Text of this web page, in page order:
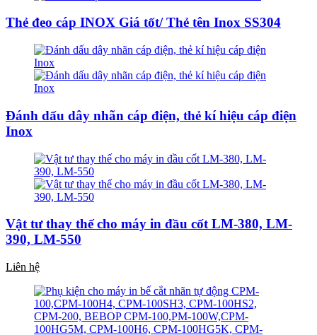
Thẻ đeo cáp INOX Giá tốt/ Thẻ tên Inox SS304
Đánh dấu dây nhãn cáp điện, thẻ kí hiệu cáp điện
Inox
Vật tư thay thế cho máy in đầu cốt LM-380, LM-
390, LM-550
Liên hệ